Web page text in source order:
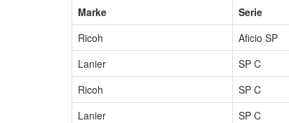
Marke Serie
Ricoh
Aficio SP
Lanier
SP C
Ricoh
SP C
Lanier
SP C